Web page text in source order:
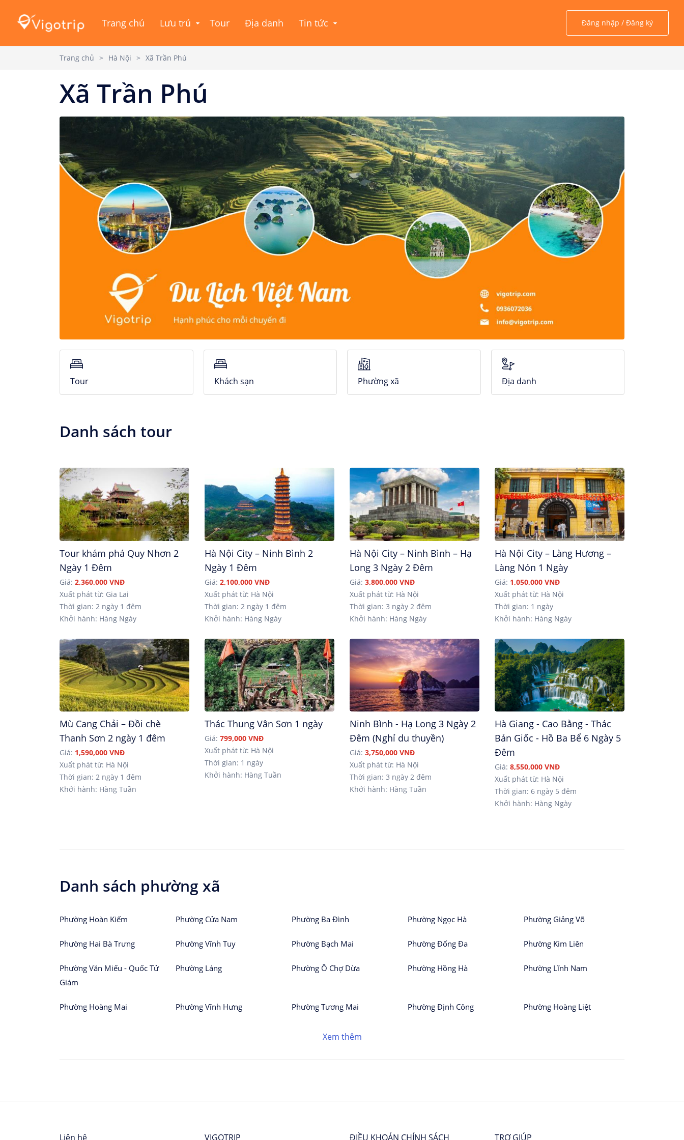
Trang chủ Lưu trú Tour Địa danh Tin tức Đăng nhập / Đăng ký
Trang chủ > Hà Nội > Xã Trần Phú
Xã Trần Phú
Tour Khách sạn Phường xã Địa danh
Danh sách tour
Tour khám phá Quy Nhơn 2
Ngày 1 Đêm
Giá: 2,360,000 VNĐ
Xuất phát từ: Gia Lai
Thời gian: 2 ngày 1 đêm
Khởi hành: Hàng Ngày
Hà Nội City – Ninh Bình 2
Ngày 1 Đêm
Giá: 2,100,000 VNĐ
Xuất phát từ: Hà Nội
Thời gian: 2 ngày 1 đêm
Khởi hành: Hàng Ngày
Hà Nội City – Ninh Bình – Hạ
Long 3 Ngày 2 Đêm
Giá: 3,800,000 VNĐ
Xuất phát từ: Hà Nội
Thời gian: 3 ngày 2 đêm
Khởi hành: Hàng Ngày
Hà Nội City – Làng Hương –
Làng Nón 1 Ngày
Giá: 1,050,000 VNĐ
Xuất phát từ: Hà Nội
Thời gian: 1 ngày
Khởi hành: Hàng Ngày
Mù Cang Chải – Đồi chè
Thanh Sơn 2 ngày 1 đêm
Giá: 1,590,000 VNĐ
Xuất phát từ: Hà Nội
Thời gian: 2 ngày 1 đêm
Khởi hành: Hàng Tuần
Thác Thung Vân Sơn 1 ngày
Giá: 799,000 VNĐ
Xuất phát từ: Hà Nội
Thời gian: 1 ngày
Khởi hành: Hàng Tuần
Ninh Bình - Hạ Long 3 Ngày 2
Đêm (Nghỉ du thuyền)
Giá: 3,750,000 VNĐ
Xuất phát từ: Hà Nội
Thời gian: 3 ngày 2 đêm
Khởi hành: Hàng Tuần
Hà Giang - Cao Bằng - Thác
Bản Giốc - Hồ Ba Bể 6 Ngày 5
Đêm
Giá: 8,550,000 VNĐ
Xuất phát từ: Hà Nội
Thời gian: 6 ngày 5 đêm
Khởi hành: Hàng Ngày
Danh sách phường xã
Phường Hoàn Kiếm Phường Cửa Nam Phường Ba Đình Phường Ngọc Hà Phường Giảng Võ
Phường Hai Bà Trưng Phường Vĩnh Tuy Phường Bạch Mai Phường Đống Đa Phường Kim Liên
Phường Văn Miếu - Quốc Tử
Giám
Phường Láng Phường Ô Chợ Dừa Phường Hồng Hà Phường Lĩnh Nam
Phường Hoàng Mai Phường Vĩnh Hưng Phường Tương Mai Phường Định Công Phường Hoàng Liệt
Xem thêm
Liên hệ VIGOTRIP ĐIỀU KHOẢN CHÍNH SÁCH TRỢ GIÚP